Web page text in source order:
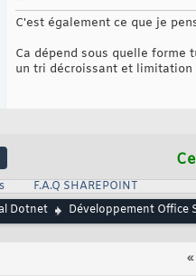
C'est également ce que je
Ca dépend sous quelle forme
un tri décroissant et limitation
F.A.Q SHAREPOINT
Dotnet Développement Office
«